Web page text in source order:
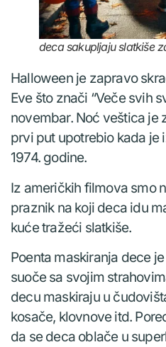
deca sakupljaju slatkiše
Halloween je zapravo
Eve što znači “Veče svih
novembar. Noć veštica je
prvi put upotrebio kada je
1974. godine.
Iz američkih filmova smo
praznik na koji deca idu
kuće tražeći slatkiše.
Poenta maskiranja dece
suoče sa svojim
decu maskiraju u
kosače, klovnove itd.
da se deca oblače u